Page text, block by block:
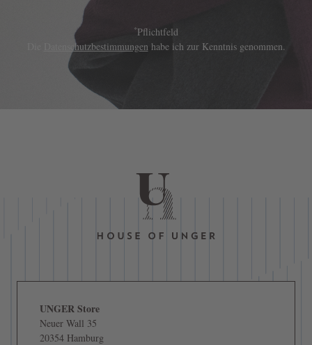
*Pflichtfeld
Datenschutzbestimmungen habe ich zur Kenntnis genommen.
UNGER Store
Neuer Wall 35
20354 Hamburg